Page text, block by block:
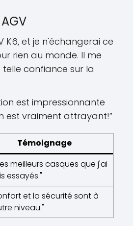
K6, et je n'échangerai ce
rien au monde. Il me
confiance sur la
est impressionnante
est vraiment attrayant!”
Témoignage
meilleurs casques que j'ai
essayés."
et la sécurité sont à
niveau."